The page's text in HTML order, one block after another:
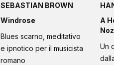
SEBASTIAN BROWN
Windrose
Blues scarno, meditativo
e ipnotico per il musicista
romano
A
Noz
Un